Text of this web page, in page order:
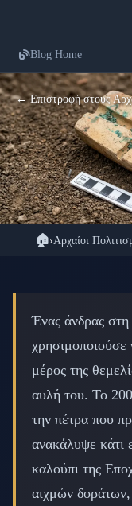
Blog Home
← Επιστροφή στους
Το Σπάνιο
Κρυβόταν
📅 22
🏠›Αρχαίοι
Ένας άνδρας
χρησιμοποιούσε
μέρος της
αυλή του. Το
την πέτρα που
ανακάλυψε κάτι
καλούπι της
αιχμών